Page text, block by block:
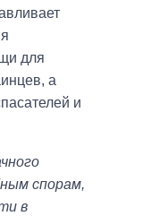
для
а
и
спорам,
в